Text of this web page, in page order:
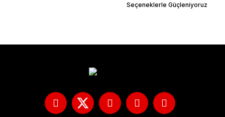
Seçeneklerle Güçleniyoruz